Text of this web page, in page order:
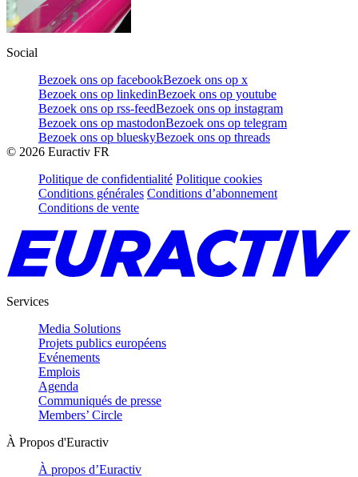
Social
Bezoek ons op facebookBezoek ons op x
Bezoek ons op linkedinBezoek ons op youtube
Bezoek ons op rss-feedBezoek ons op instagram
Bezoek ons op mastodonBezoek ons op telegram
Bezoek ons op blueskyBezoek ons op threads
© 2026 Euractiv FR
Politique de confidentialité Politique cookies
Conditions générales Conditions d’abonnement
Conditions de vente
Services
Media Solutions
Projets publics européens
Evénements
Emplois
Agenda
Communiqués de presse
Members’ Circle
À Propos d'Euractiv
À propos d’Euractiv